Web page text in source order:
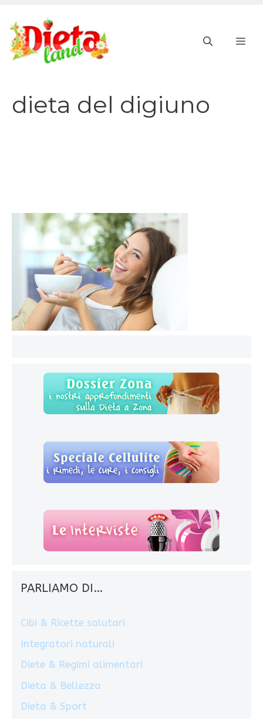
contenuto
dieta del digiuno
PARLIAMO DI…
Cibi & Ricette salutari
Integratori naturali
Diete & Regimi alimentari
Dieta & Bellezza
Dieta & Sport